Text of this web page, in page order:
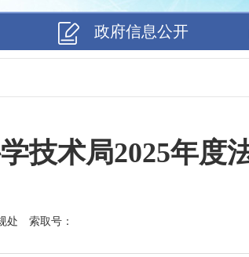
政府信息公开
技术局2025年度
处 索取号：